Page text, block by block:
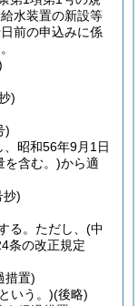
水装置の新設等
前の申込みに係
)
)
昭和56年9月1日
を含む。)から適
抄)
る。 ただし、 (中
条の改正規定
措置)
いう。)(後略)